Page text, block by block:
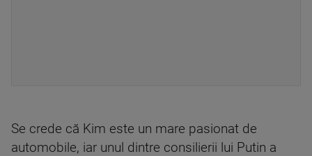
Se crede că Kim este un mare pasionat de
automobile, iar unul dintre consilierii lui Putin a